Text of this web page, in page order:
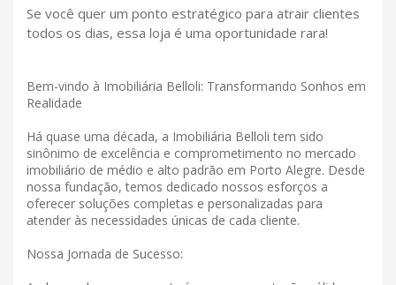
Se você quer um ponto estratégico para atrair clientes
todos os dias, essa loja é uma oportunidade rara!
Bem-vindo à Imobiliária Belloli: Transformando Sonhos em
Realidade
Há quase uma década, a Imobiliária Belloli tem sido
sinônimo de excelência e comprometimento no mercado
imobiliário de médio e alto padrão em Porto Alegre. Desde
nossa fundação, temos dedicado nossos esforços a
oferecer soluções completas e personalizadas para
atender às necessidades únicas de cada cliente.
Nossa Jornada de Sucesso: